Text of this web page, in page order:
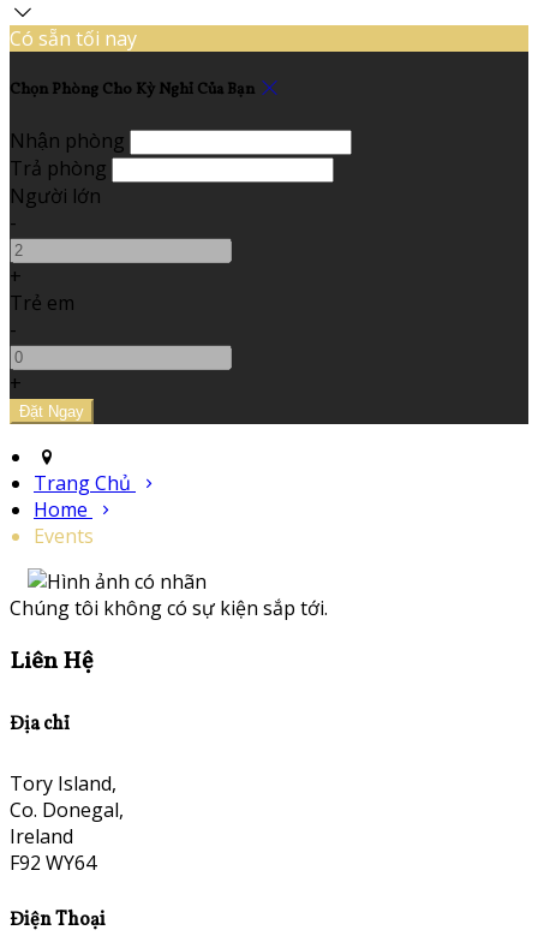
Có sẵn tối nay
Chọn Phòng Cho Kỳ Nghỉ Của Bạn
Nhận phòng
Trả phòng
Người lớn
-
+
Trẻ em
-
+
Trang Chủ
Home
Events
Chúng tôi không có sự kiện sắp tới.
Liên Hệ
Địa chỉ
Tory Island,
Co. Donegal,
Ireland
F92 WY64
Điện Thoại